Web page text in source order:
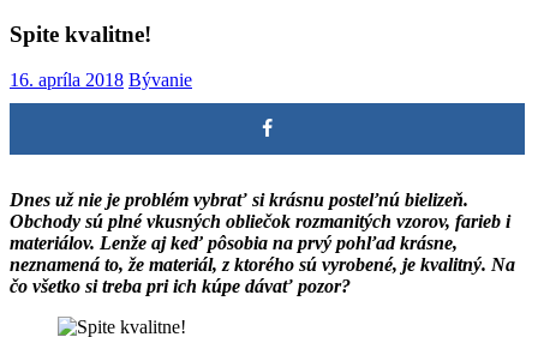
Spite kvalitne!
16. apríla 2018 Bývanie
Dnes už nie je problém vybrať si krásnu posteľnú bielizeň.
Obchody sú plné vkusných obliečok rozmanitých vzorov, farieb i
materiálov. Lenže aj keď pôsobia na prvý pohľad krásne,
neznamená to, že materiál, z ktorého sú vyrobené, je kvalitný. Na
čo všetko si treba pri ich kúpe dávať pozor?